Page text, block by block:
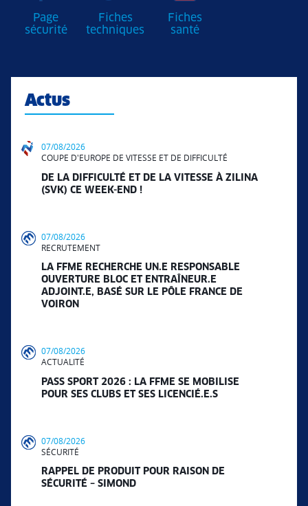
Page
sécurité
Fiches
techniques
Fiches
santé
Actus
07/08/2026
COUPE D'EUROPE DE VITESSE ET DE DIFFICULTÉ
DE LA DIFFICULTÉ ET DE LA VITESSE À ZILINA
(SVK) CE WEEK-END !
07/08/2026
RECRUTEMENT
LA FFME RECHERCHE UN.E RESPONSABLE
OUVERTURE BLOC ET ENTRAÎNEUR.E
ADJOINT.E, BASÉ SUR LE PÔLE FRANCE DE
VOIRON
07/08/2026
ACTUALITÉ
PASS SPORT 2026 : LA FFME SE MOBILISE
POUR SES CLUBS ET SES LICENCIÉ.E.S
07/08/2026
SÉCURITÉ
RAPPEL DE PRODUIT POUR RAISON DE
SÉCURITÉ – SIMOND